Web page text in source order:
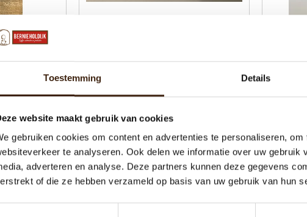
Toestemming Details
website maakt gebruik van cookies
gebruiken cookies om content en advertenties te personaliseren,
te analyseren. Ook delen we informatie over uw
adverteren en analyse. Deze partners kunnen deze gegevens
of die ze hebben verzameld op basis van uw gebruik van hun
€39,10
Toevoegen aan winkelwagen